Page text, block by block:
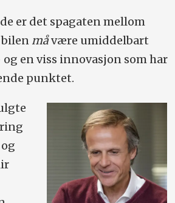
er det spagaten mellom
bilen måvære umiddelbart
en viss innovasjon som har
punktet.